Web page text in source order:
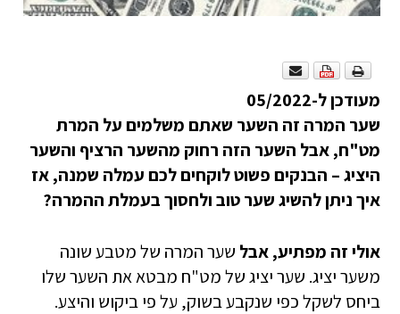
מעודכן ל-05/2022
שער המרה זה השער שאתם משלמים על המרת
מט"ח, אבל השער הזה רחוק מהשער הרציף והשער
היציג – הבנקים פשוט לוקחים לכם עמלה שמנה, אז
איך ניתן להשיג שער טוב ולחסוך בעמלת ההמרה?
אולי זה מפתיע, אבל שער המרה של מטבע שונה
משער יציג. שער יציג של מט"ח מבטא את השער שלו
ביחס לשקל כפי שנקבע בשוק, על פי ביקוש והיצע.